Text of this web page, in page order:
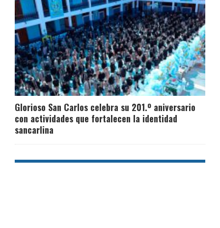
Glorioso San Carlos celebra su 201.º aniversario
con actividades que fortalecen la identidad
sancarlina